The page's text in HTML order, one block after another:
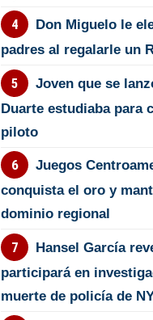
Don Miguelo le
padres al regalarle un
Joven que se
Duarte estudiaba para
piloto
Juegos
conquista el oro y
dominio regional
Hansel García
participará en
muerte de policía de